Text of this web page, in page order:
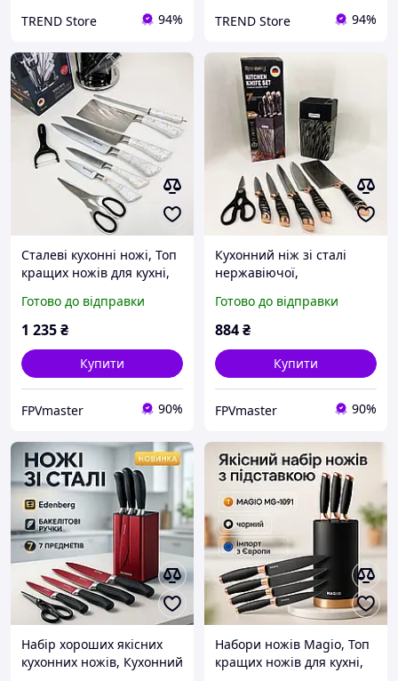
TREND Store 94% TREND Store 94%
Сталеві кухонні ножі, Топ
кращих ножів для кухні,
Нержавіючий кухонний
ніж ZW-28
Готово до відправки
1 235₴
Купити
FPVmaster 90%
Кухонний ніж зі сталі
нержавіючої,
ніж, Топ кращих ножів
для кухні AD-50
Готово до відправки
884₴
Купити
FPVmaster 90%
Набір хороших якісних
кухонних ножів, Кухонний
Набори ножів Magio, Топ
кращих ножів для кухні,